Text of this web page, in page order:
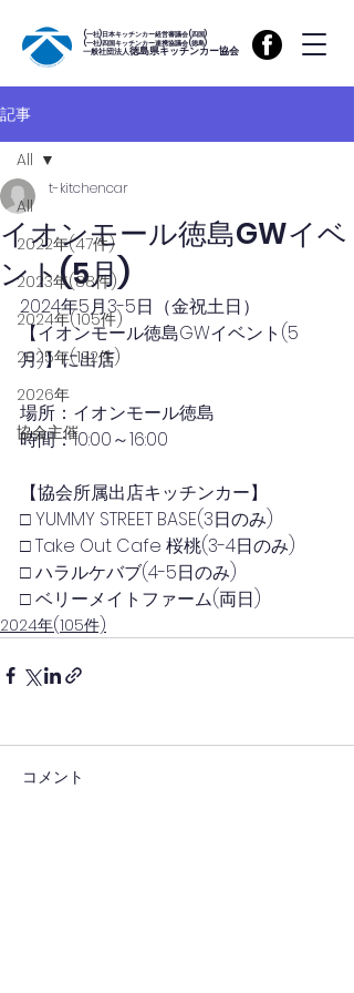
(一社)日本キッチンカー経営審議会(四国)
(一社)四国キッチンカー連携協議会(徳島)
一般社団法人徳島県キッチンカー協会
記事
All
2022年(47件)
2023年(88件)
2024年(105件)
2025年(132件)
2026年
協会主催
All
イオンモール徳島GWイベ
ント(5月)
t-kitchencar
2024年5月3-5日（金祝土日）
【イオンモール徳島GWイベント(5
月)】に出店
場所：イオンモール徳島
時間：10:00～16:00
【協会所属出店キッチンカー】
□ YUMMY STREET BASE(3日のみ)
□ Take Out Cafe 桜桃(3-4日のみ)
□ ハラルケバブ(4-5日のみ)
□ ベリーメイトファーム(両日)
2024年(105件)
コメント